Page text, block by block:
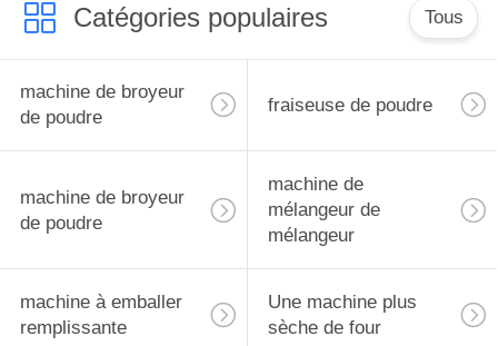
Catégories populaires Tous
machine de broyeur
de poudre
fraiseuse de poudre
machine de broyeur
de poudre
machine de
mélangeur de
mélangeur
machine à emballer
remplissante
Une machine plus
sèche de four